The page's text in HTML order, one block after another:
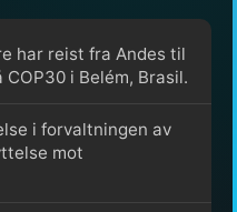
har reist fra Andes til
i Belém, Brasil.
i forvaltningen av
mot